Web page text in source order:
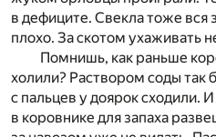
в дефиците. Свекла тоже вся
плохо. За скотом ухаживать
Помнишь, как раньше
холили? Раствором соды так
с пальцев у доярок сходили.
в коровнике для запаха